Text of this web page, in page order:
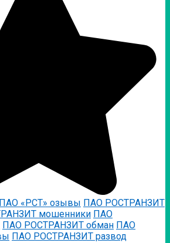
ПАО «РСТ» озывы ПАО РОСТРАНЗИТ
мошенники ПАО
ПАО РОСТРАНЗИТ обман ПАО
ПАО РОСТРАНЗИТ развод